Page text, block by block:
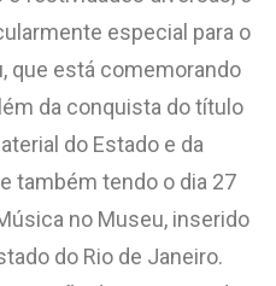
especial para o
que está comemorando
da conquista do título
do Estado e da
também tendo o dia 27
no Museu, inserido
do Rio de Janeiro.